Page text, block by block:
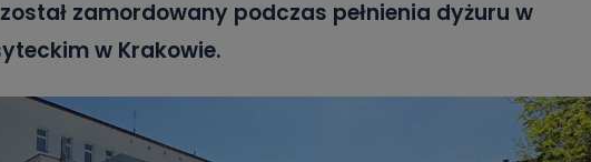
zamordowany podczas pełnienia dyżuru w
w Krakowie.